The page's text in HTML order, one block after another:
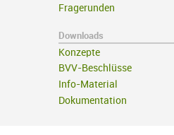
Fragerunden
Downloads
Konzepte
BVV-Beschlüsse
Info-Material
Dokumentation